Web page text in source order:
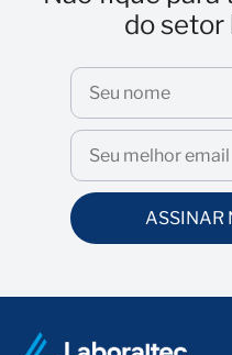
do setor
ASSINAR